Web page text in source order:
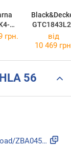
грн.
від
10 469
56
https://static.stihl.com/api/BaOnline/Download/ZBA0458-816-...